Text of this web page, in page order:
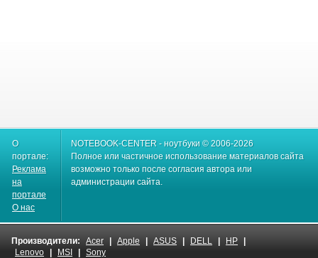
О
портале:
Реклама
на
портале
О нас
NOTEBOOK-CENTER - ноутбуки © 2006-2026
Полное или частичное использование материалов сайта
возможно только после согласия автора или
администрации сайта.
Производители: Acer Apple ASUS DELL HP
Lenovo
MSI Sony